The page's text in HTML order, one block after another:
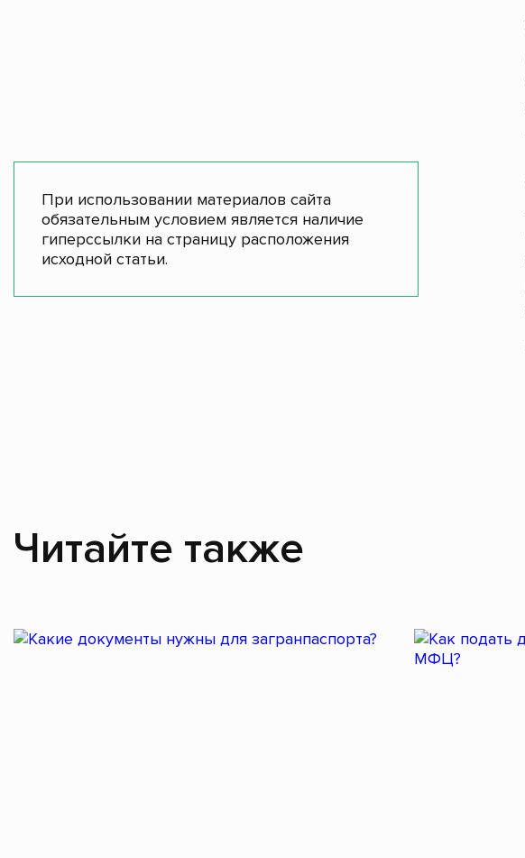
При использовании материалов сайта
обязательным условием является наличие
гиперссылки на страницу расположения
исходной статьи.
Читайте также